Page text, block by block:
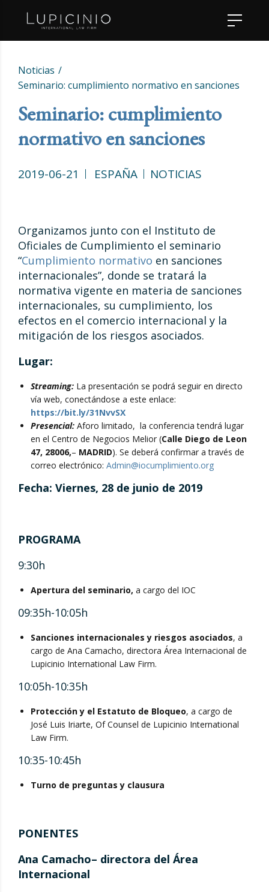
Noticias
Seminario: cumplimiento normativo en sanciones
Seminario: cumplimiento
normativo en sanciones
2019-06-21 ESPAÑA NOTICIAS
Organizamos junto con el Instituto de
Oficiales de Cumplimiento el seminario
“Cumplimiento normativo en sanciones
internacionales”, donde se tratará la
normativa vigente en materia de sanciones
internacionales, su cumplimiento, los
efectos en el comercio internacional y la
mitigación de los riesgos asociados.
Lugar:
Streaming: La presentación se podrá seguir en directo
vía web, conectándose a este enlace:
https://bit.ly/31NvvSX
Presencial: Aforo limitado, la conferencia tendrá lugar
en el Centro de Negocios Melior (Calle Diego de Leon
47, 28006,– MADRID). Se deberá confirmar a través de
correo electrónico: Admin@iocumplimiento.org
Fecha: Viernes, 28 de junio de 2019
PROGRAMA
9:30h
Apertura del seminario, a cargo del IOC
09:35h-10:05h
Sanciones internacionales y riesgos asociados, a
cargo de Ana Camacho, directora Área Internacional de
Lupicinio International Law Firm.
10:05h-10:35h
Protección y el Estatuto de Bloqueo, a cargo de
José Luis Iriarte, Of Counsel de Lupicinio International
Law Firm.
10:35-10:45h
Turno de preguntas y clausura
PONENTES
Ana Camacho– directora del Área
Internacional